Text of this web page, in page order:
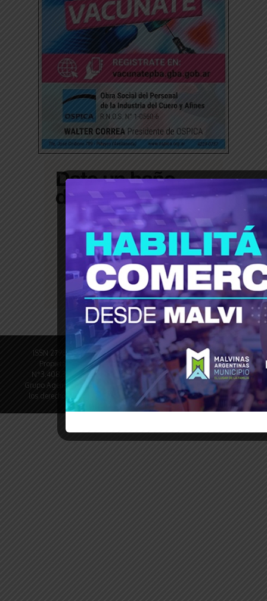
ISSN 2796-9789 © Revista Tiempo30 - Revista Digital Director
Propietario: Oscar Dufour PyME N°1005758473 DNM-INPI
N°3.408.328 Registro DNDA en trámite N° de edición 4600 ©
Grupo Agencia del Plata Pasco 1290 - CABA © 2013 - 2025 | Todos
los derechos reservados | Desarrollado porRevista de Noticias X